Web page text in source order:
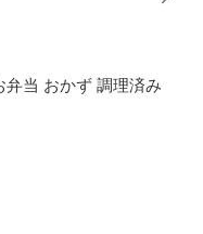
当 おかず 調理済み